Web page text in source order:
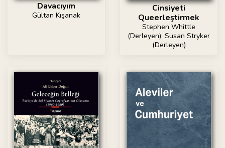
Davacıyım
Gültan Kışanak
Cinsiyeti
Queerleştirmek
Stephen Whittle
(Derleyen), Susan Stryker
(Derleyen)